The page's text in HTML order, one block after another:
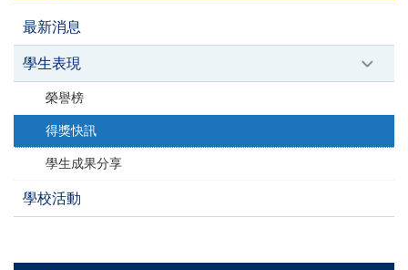
最新消息
學生表現
榮譽榜
得獎快訊
學生成果分享
學校活動